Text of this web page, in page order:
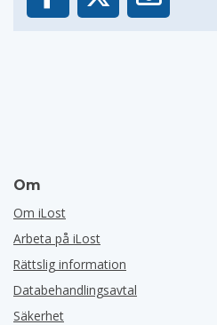
Om
Om iLost
Arbeta på iLost
Rättslig information
Databehandlingsavtal
Säkerhet